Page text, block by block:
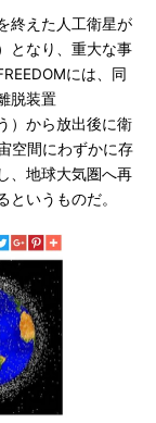
終えた人工衛星が
となり、重大な事
には、同
脱装置
）から放出後に衛
空間にわずかに存
、地球大気圏へ再
いうものだ。